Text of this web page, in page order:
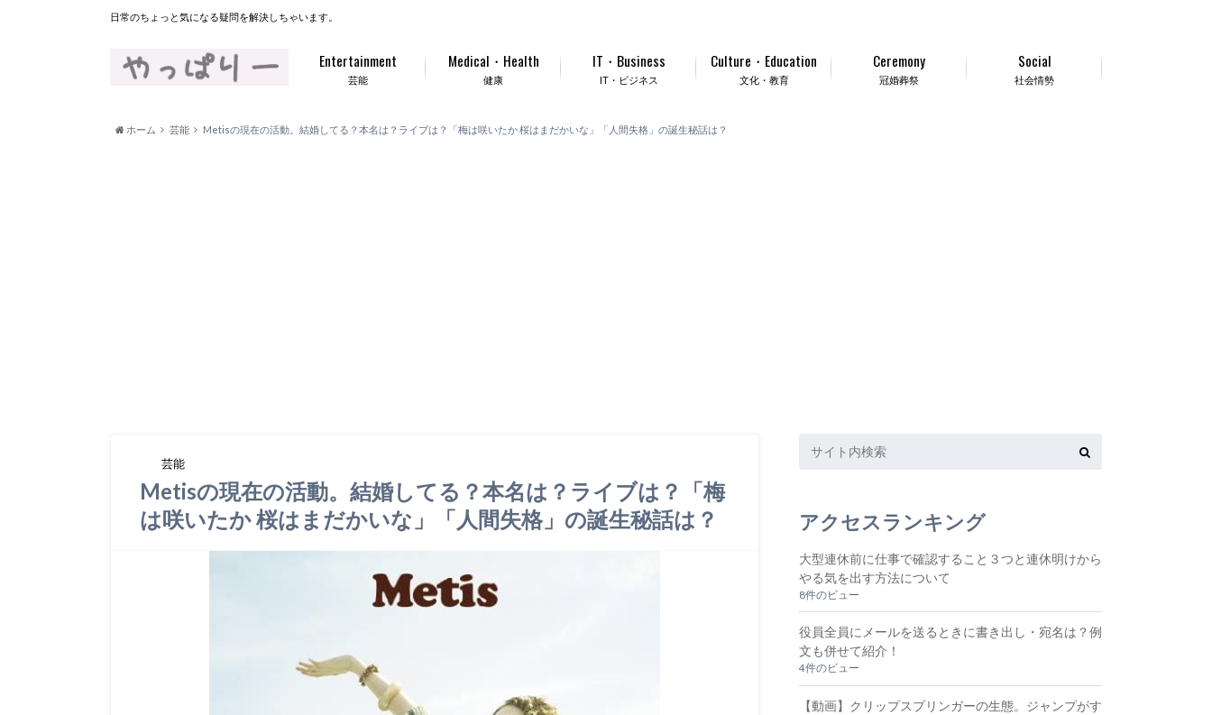
日常のちょっと気になる疑問を解決しちゃいます。
芸能
Entertainment
健康
Medical・Health
IT・ビジネス
IT・Business
文化・教育
Culture・Education
冠婚葬祭
Ceremony
社会情勢
Social
ホーム 芸能 Metisの現在の活動。結婚してる？本名は？ライブは？「梅は咲いたか 桜はまだかいな」「人間失格」の誕生秘話は？
芸能
Metisの現在の活動。結婚してる？本名は？ライブは？「梅
は咲いたか 桜はまだかいな」「人間失格」の誕生秘話は？
アクセスランキング
大型連休前に仕事で確認すること３つと連休明けから
やる気を出す方法について
8件のビュー
役員全員にメールを送るときに書き出し・宛名は？例
文も併せて紹介！
4件のビュー
【動画】クリップスプリンガーの生態。ジャンプがす